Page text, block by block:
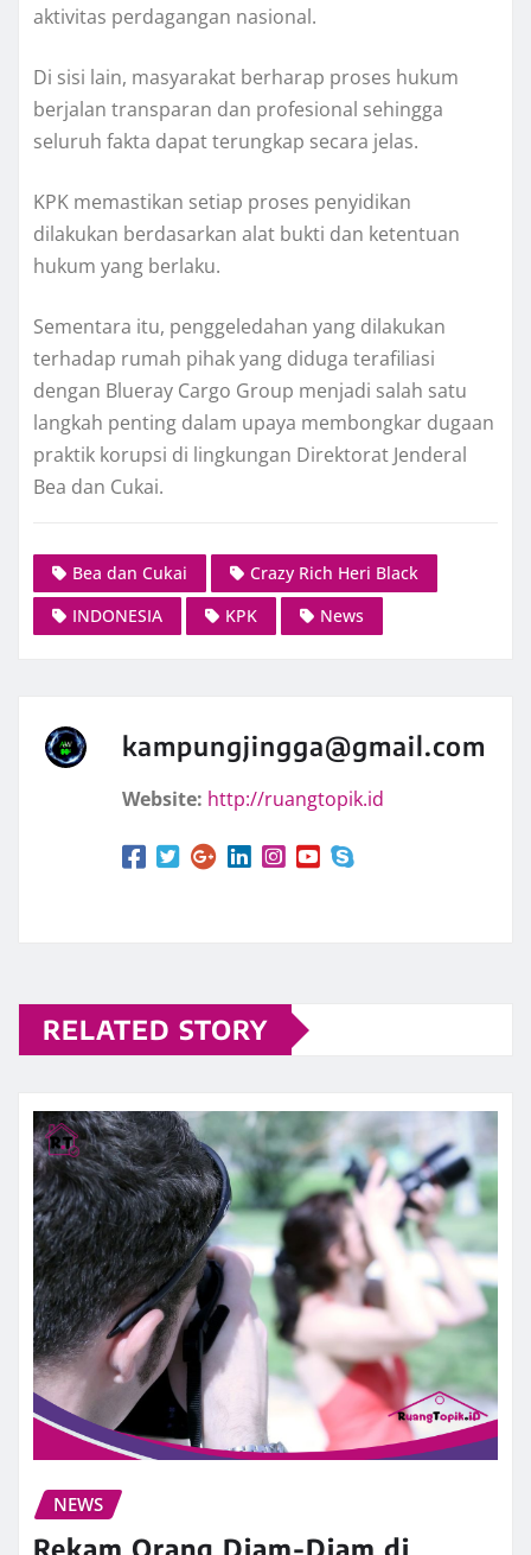
aktivitas perdagangan nasional.
Di sisi lain, masyarakat berharap proses hukum
berjalan transparan dan profesional sehingga
seluruh fakta dapat terungkap secara jelas.
KPK memastikan setiap proses penyidikan
dilakukan berdasarkan alat bukti dan ketentuan
hukum yang berlaku.
Sementara itu, penggeledahan yang dilakukan
terhadap rumah pihak yang diduga terafiliasi
dengan Blueray Cargo Group menjadi salah satu
langkah penting dalam upaya membongkar dugaan
praktik korupsi di lingkungan Direktorat Jenderal
Bea dan Cukai.
Bea dan Cukai
Crazy Rich Heri Black
INDONESIA
KPK News
kampungjingga@gmail.com
Website: http://ruangtopik.id
RELATED STORY
NEWS
Rekam Orang Diam-Diam di